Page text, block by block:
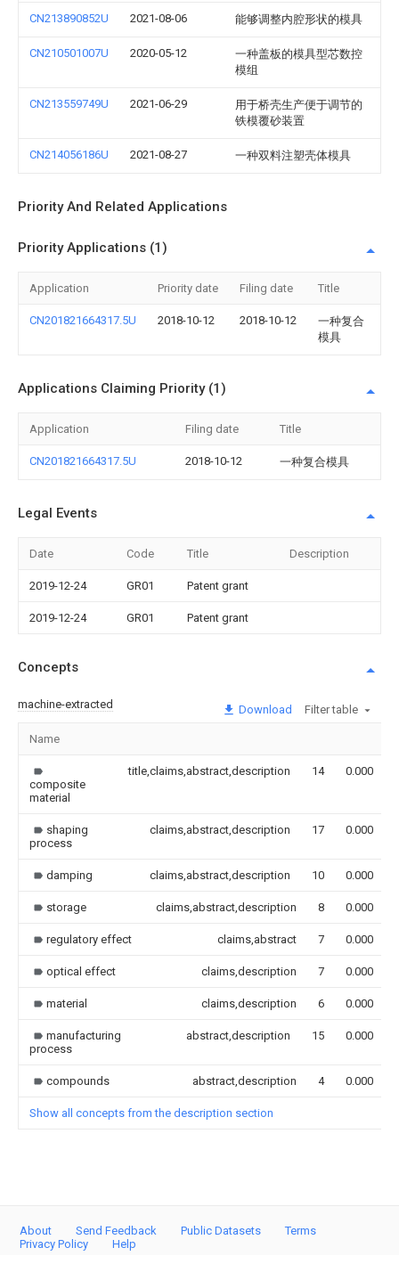
CN213890852U 2021-08-06 能够调整内腔形状的模具
CN210501007U 2020-05-12
一种盖板的模具型芯数控
模组
CN213559749U 2021-06-29
用于桥壳生产便于调节的
铁模覆砂装置
CN214056186U 2021-08-27 一种双料注塑壳体模具
Priority And Related Applications
Priority Applications (1)
Application Priority date Filing date Title
CN201821664317.5U 2018-10-12 2018-10-12
一种复合
模具
Applications Claiming Priority (1)
Application Filing date Title
CN201821664317.5U 2018-10-12 一种复合模具
Legal Events
Date Code Title Description
2019-12-24 GR01 Patent grant
2019-12-24 GR01 Patent grant
Concepts
machine-extracted Download Filter table
Name
composite
material
title,claims,abstract,description 14 0.000
shaping
process
claims,abstract,description 17 0.000
damping claims,abstract,description 10 0.000
storage claims,abstract,description 8 0.000
regulatory effect claims,abstract 7 0.000
optical effect claims,description 7 0.000
material claims,description 6 0.000
manufacturing
process
abstract,description 15 0.000
compounds abstract,description 4 0.000
Show all concepts from the description section
About Send Feedback Public Datasets
Terms
Privacy Policy
Help